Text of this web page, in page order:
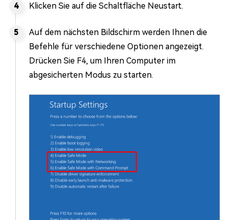
Klicken Sie auf die Schaltfläche Neustart.
Auf dem nächsten Bildschirm werden Ihnen die
Befehle für verschiedene Optionen angezeigt.
Drücken Sie F4, um Ihren Computer im
abgesicherten Modus zu starten.